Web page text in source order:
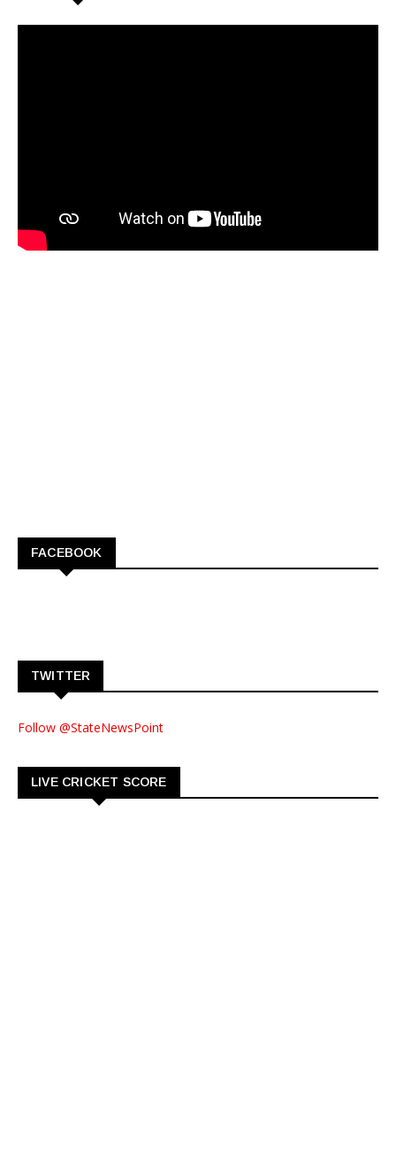
FACEBOOK
TWITTER
Follow @StateNewsPoint
LIVE CRICKET SCORE